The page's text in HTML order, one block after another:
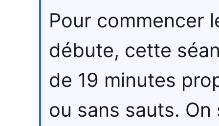
Pour commencer
débute, cette
de 19 minutes
ou sans sauts.